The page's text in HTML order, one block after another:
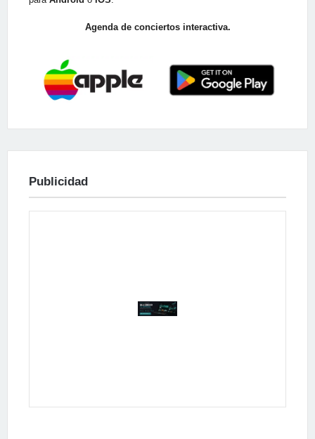
Agenda de conciertos interactiva.
Publicidad
Publicidad